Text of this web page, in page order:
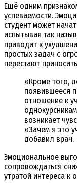
Ещё одним
успеваемости.
студент может
испытывая так
приводит к
простых задач с
перестают
«Кроме того,
появившееся
отношение к
возникает
«Зачем я это
добавил врач.
Эмоциональное
сопровождаться
утратой интереса к